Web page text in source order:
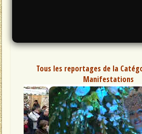
Tous les reportages de la
Manifestations